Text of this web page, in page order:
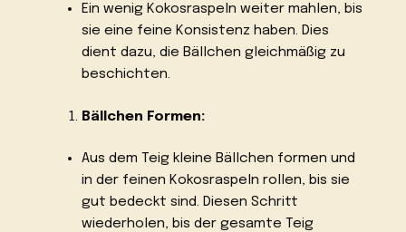
Ein wenig Kokosraspeln weiter mahlen, bis
sie eine feine Konsistenz haben. Dies
dient dazu, die Bällchen gleichmäßig zu
beschichten.
Bällchen Formen:
Aus dem Teig kleine Bällchen formen und
in der feinen Kokosraspeln rollen, bis sie
gut bedeckt sind. Diesen Schritt
wiederholen, bis der gesamte Teig